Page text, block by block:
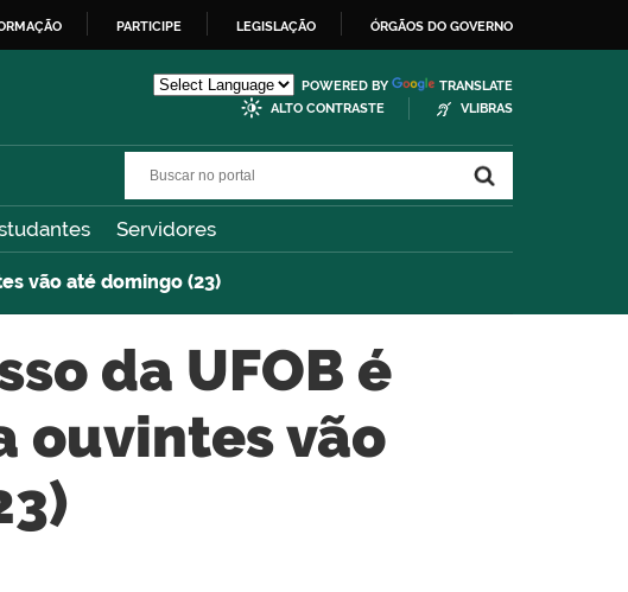
PARTICIPE LEGISLAÇÃO ÓRGÃOS DO GOVERNO
POWERED BY
TRANSLATE
ALTO CONTRASTE
VLIBRAS
Servidores
vão até domingo (23)
da UFOB é
ouvintes vão